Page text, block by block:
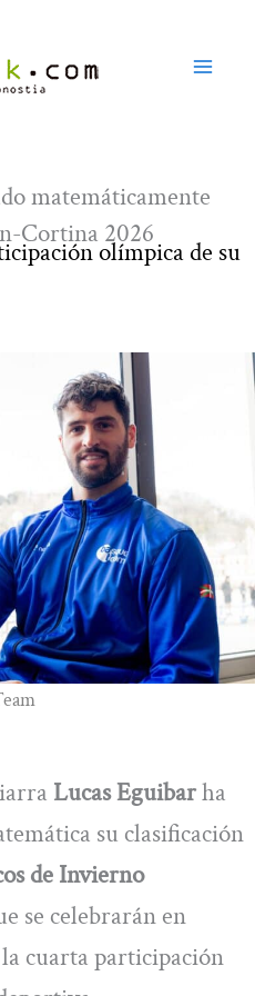
matemáticamente
Cortina 2026
olímpica de su
Lucas Eguibarha
su clasificación
de Invierno
se celebrarán en
cuarta participación